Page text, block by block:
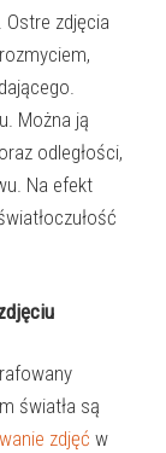
Ostre zdjęcia
Można ją
odległości,
Na efekt
światła są
zdjęć w